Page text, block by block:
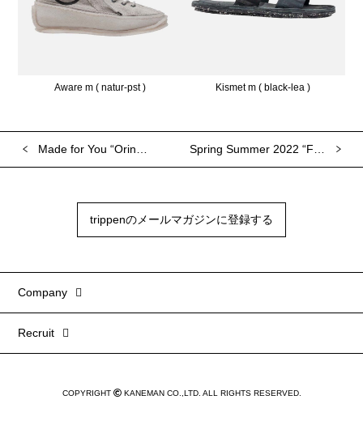
Aware m ( natur-pst ) Kismet m ( black-lea )
Made for You “Orinoco”
trippenのメールマガジンに登録する
Company
Recruit
COPYRIGHT KANEMAN CO.,LTD. ALL RIGHTS RESERVED.